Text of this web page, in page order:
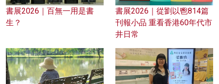
書展2026｜百無一用是書
生？
書展2026｜從劉以鬯814篇
刊報小品 重看香港60年代市
井日常